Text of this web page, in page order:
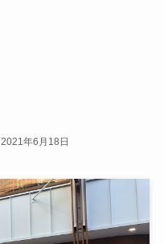
2021年6月18日